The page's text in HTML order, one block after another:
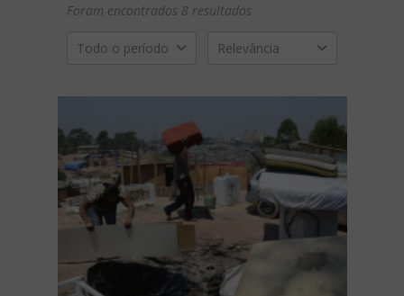
Foram encontrados 8 resultados
Todo o período Relevância